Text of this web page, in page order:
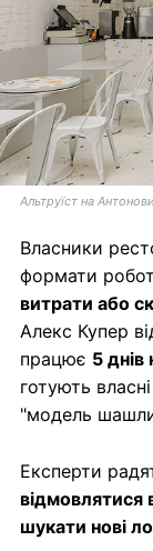
Альтруїст на
Власники
формати
витрати або
Алекс Купер
працює 5
готують
"модель
Експерти
відмовлятися
шукати нові